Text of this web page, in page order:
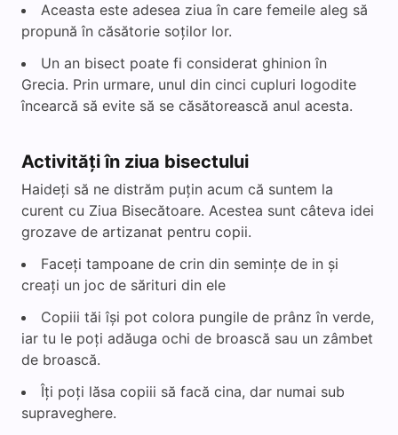
Aceasta este adesea ziua în care femeile aleg să
propună în căsătorie soților lor.
Un an bisect poate fi considerat ghinion în
Grecia. Prin urmare, unul din cinci cupluri logodite
încearcă să evite să se căsătorească anul acesta.
Activități în ziua bisectului
Haideți să ne distrăm puțin acum că suntem la
curent cu Ziua Bisecătoare. Acestea sunt câteva idei
grozave de artizanat pentru copii.
Faceți tampoane de crin din semințe de in și
creați un joc de sărituri din ele
Copiii tăi își pot colora pungile de prânz în verde,
iar tu le poți adăuga ochi de broască sau un zâmbet
de broască.
Îți poți lăsa copiii să facă cina, dar numai sub
supraveghere.